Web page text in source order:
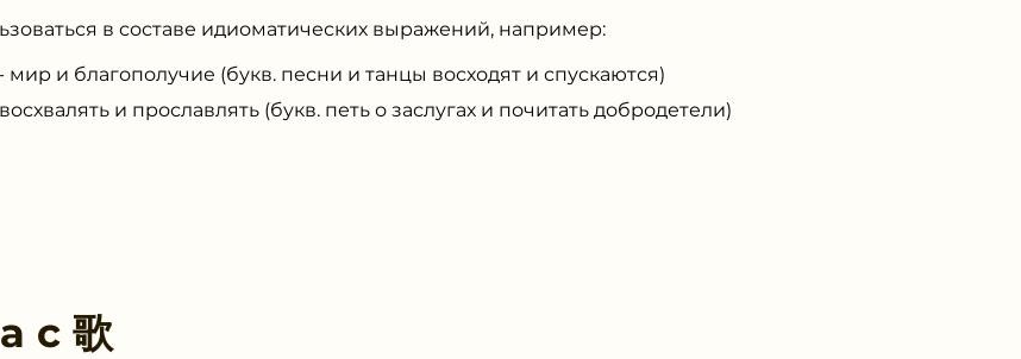
в составе идиоматических выражений, например:
и благополучие (букв. песни и танцы восходят и спускаются)
и прославлять (букв. петь о заслугах и почитать добродетели)
с 歌